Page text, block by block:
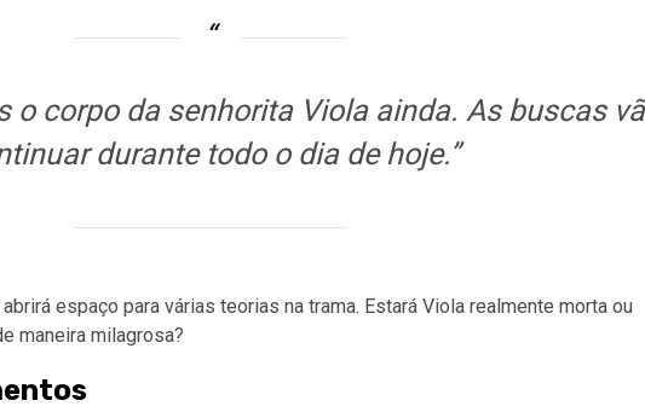
o corpo da senhorita Viola ainda. As buscas
durante todo o dia de hoje.”
espaço para várias teorias na trama. Estará Viola realmente morta ou
maneira milagrosa?